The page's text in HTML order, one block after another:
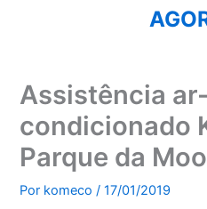
Assistência ar-
condicionado
Parque da
Por komeco/17/01/2019